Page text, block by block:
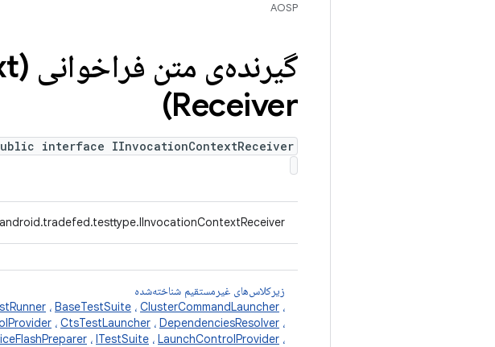
AOSP
گیرنده‌ی متن فراخوانی (IInvocation
Receiver)
interface IInvocationContextReceiver
زیرکلاس‌های غیرمستقیم شناخته‌شده
، BaseTestSuite ، ClusterCommandLauncher ،
، CtsTestLauncher ، DependenciesResolver ،
، ITestSuite ، LaunchControlProvider ،